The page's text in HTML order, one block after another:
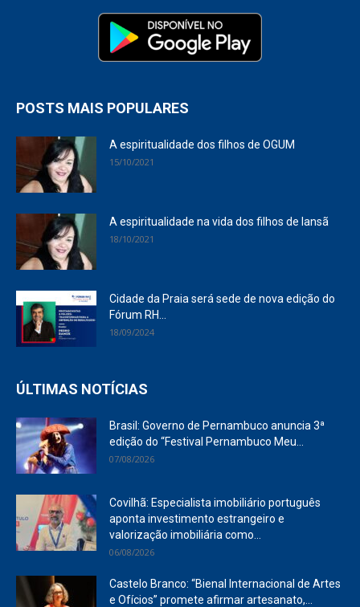
POSTS MAIS POPULARES
A espiritualidade dos filhos de OGUM
15/10/2021
A espiritualidade na vida dos filhos de Iansã
18/10/2021
Cidade da Praia será sede de nova edição do
Fórum RH...
18/09/2024
ÚLTIMAS NOTÍCIAS
Brasil: Governo de Pernambuco anuncia 3ª
edição do “Festival Pernambuco Meu...
07/08/2026
Covilhã: Especialista imobiliário português
aponta investimento estrangeiro e
valorização imobiliária como...
06/08/2026
Castelo Branco: “Bienal Internacional de Artes
e Ofícios” promete afirmar artesanato,...